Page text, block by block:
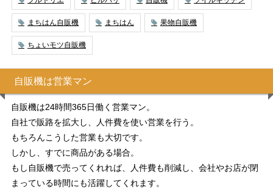
まちはん自販機 まちはん 果物自販機
ちょいモツ自販機
自販機は営業マン
自販機は24時間365日働く営業マン。
自社で販路を拡大し、人件費を使い営業を行う。
もちろんこうした営業も大切です。
しかし、すでに商品がある場合。
もし自販機で売ってくれれば、人件費も削減し、会社やお店が閉
まっている時間にも活躍してくれます。